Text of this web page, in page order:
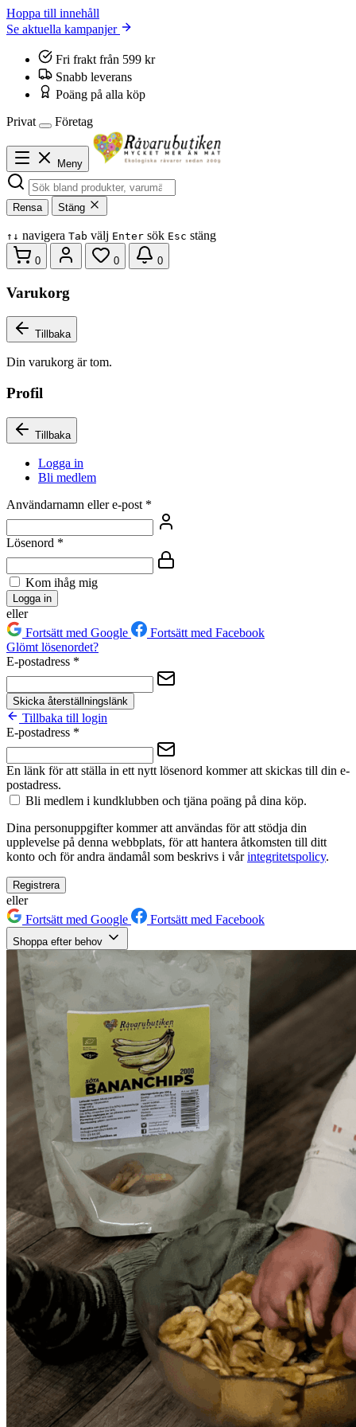
Hoppa till innehåll
Se aktuella kampanjer
Fri frakt från 599 kr
Snabb leverans
Poäng på alla köp
Privat
Företag
Meny
Rensa Stäng
↑ ↓ navigera Tab välj Enter sök Esc stäng
0 0 0
Varukorg
Tillbaka
Din varukorg är tom.
Profil
Tillbaka
Logga in
Bli medlem
Användarnamn eller e-post *
Lösenord *
Kom ihåg mig
Logga in
eller
Fortsätt med Google
Fortsätt med Facebook
Glömt lösenordet?
E-postadress *
Skicka återställningslänk
Tillbaka till login
E-postadress *
En länk för att ställa in ett nytt lösenord kommer att skickas till din e-
postadress.
Bli medlem i kundklubben och tjäna poäng på dina köp.
Dina personuppgifter kommer att användas för att stödja din
upplevelse på denna webbplats, för att hantera åtkomsten till ditt
konto och för andra ändamål som beskrivs i vårintegritetspolicy.
Registrera
eller
Fortsätt med Google
Fortsätt med Facebook
Shoppa efter behov